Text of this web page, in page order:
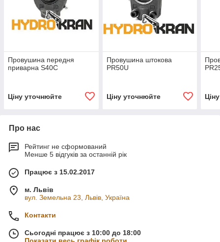
Провушина передня
приварна S40C
Ціну уточнюйте
Провушина штокова
PR50U
Ціну уточнюйте
Про нас
Рейтинг не сформований
Менше 5 відгуків за останній рік
Працює з 15.02.2017
м. Львів
вул. Земельна 23, Львів, Україна
Контакти
Сьогодні працює з 10:00 до 18:00